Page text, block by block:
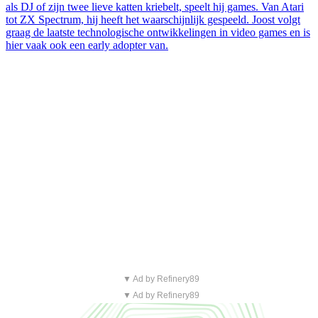
als DJ of zijn twee lieve katten kriebelt, speelt hij games. Van Atari
tot ZX Spectrum, hij heeft het waarschijnlijk gespeeld. Joost volgt
graag de laatste technologische ontwikkelingen in video games en is
hier vaak ook een early adopter van.
▼ Ad by Refinery89
▼ Ad by Refinery89